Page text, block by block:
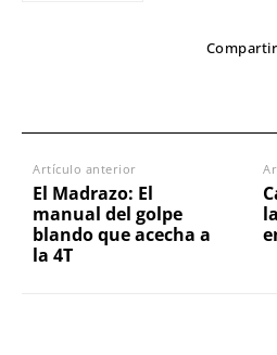
Artículo anterior
El Madrazo: El
manual del golpe
blando que acecha a
la 4T